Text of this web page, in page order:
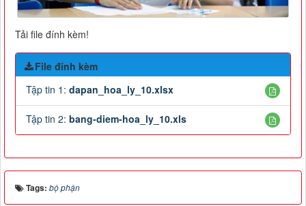
Tải file đính kèm!
File đính kèm
Tập tin 1: dapan_hoa_ly_10.xlsx
Tập tin 2: bang-diem-hoa_ly_10.xls
Tags: bộ phận